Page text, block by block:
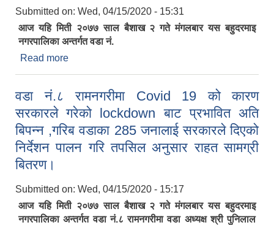
Submitted on: Wed, 04/15/2020 - 15:31
आज यहि मिती २०७७ साल बैशाख २ गते मंगलबार यस बहुदरमाइ
नगरपालिका अन्तर्गत वडा नं.
Read more
केजि तेल, र 200 नगद वितरण गरियो...
वडा नं.८ रामनगरीमा Covid 19 को कारण
सरकारले गरेको lockdown बाट प्रभावित अति
बिपन्न ,गरिब वडाका 285 जनालाई सरकारले दिएको
निर्देशन पालन गरि तपसिल अनुसार राहत सामग्री
बितरण।
Submitted on: Wed, 04/15/2020 - 15:17
आज यहि मिती २०७७ साल बैशाख २ गते मंगलबार यस बहुदरमाइ
नगरपालिका अन्तर्गत वडा नं.८ रामनगरीमा वडा अध्यक्ष श्री पुनिलाल